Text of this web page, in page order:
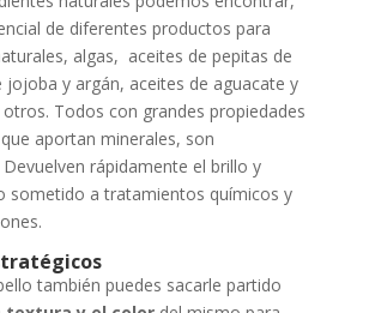
de diferentes productos para
algas, aceites de pepitas de
jojoba y argán, aceites de aguacate y
Todos con grandes propiedades
aportan minerales, son
rápidamente el brillo y
sometido a tratamientos químicos y
también puedes sacarle partido